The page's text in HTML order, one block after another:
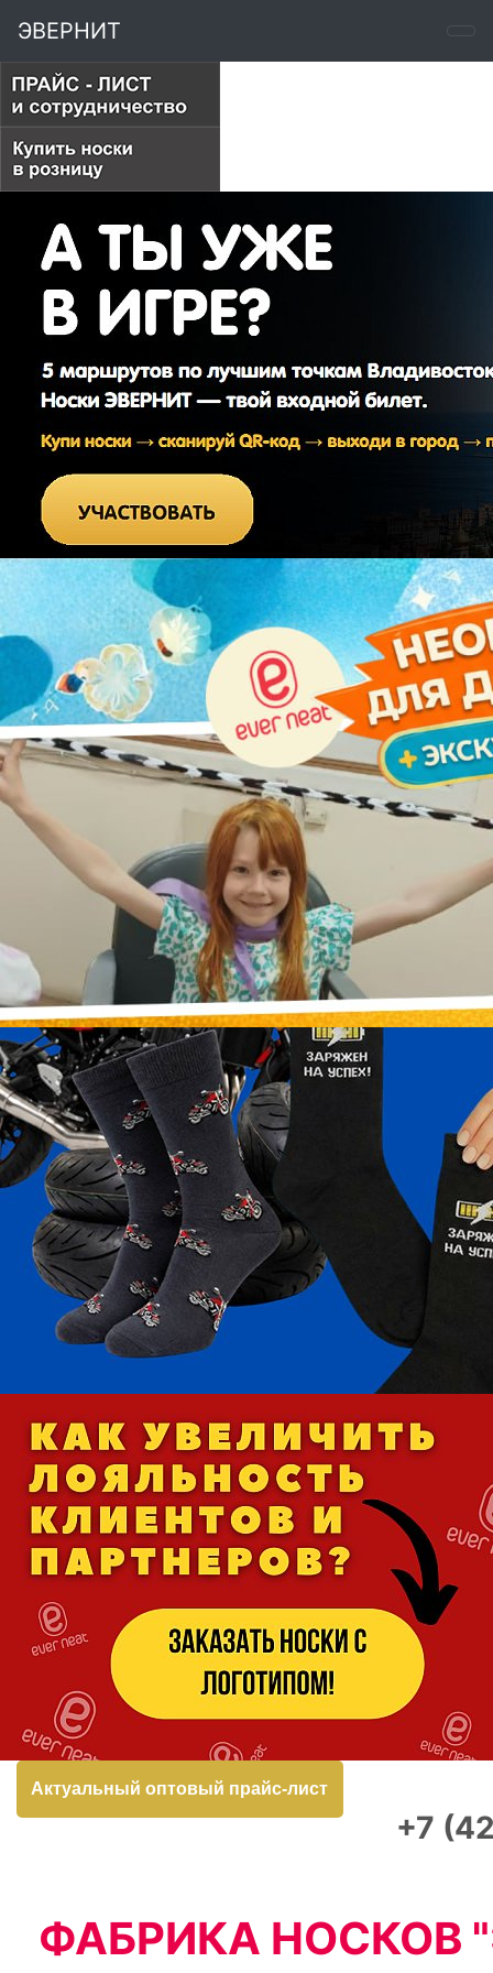
ЭВЕРНИТ
Актуальный оптовый прайс-лист
+7
ФАБРИКА НОСКОВ